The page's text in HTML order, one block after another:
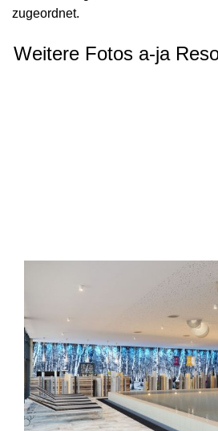
zugeordnet.
Weitere Fotos a-ja